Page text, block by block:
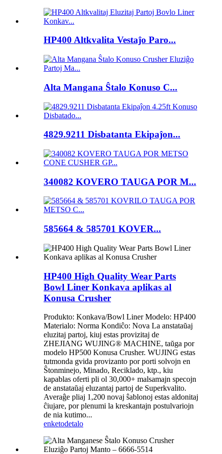
HP400 Altkvalita Vestaĵo Paro...
Alta Mangana Ŝtalo Konuso C...
4829.9211 Disbatanta Ekipaĵon...
340082 KOVERO TAUGA POR M...
585664 & 585701 KOVER...
HP400 High Quality Wear Parts
Bowl Liner Konkava aplikas al
Konusa Crusher
Produkto: Konkava/Bowl Liner Modelo: HP400
Materialo: Norma Kondiĉo: Nova La anstataŭaj
eluzitaj partoj, kiuj estas provizitaj de
ZHEJIANG WUJING® MACHINE, taŭga por
modelo HP500 Konusa Crusher. WUJING estas
tutmonda gvida provizanto por porti solvojn en
Ŝtonminejo, Minado, Reciklado, ktp., kiu
kapablas oferti pli ol 30,000+ malsamajn specojn
de anstataŭaj eluzantaj partoj de Superkvalito.
Averaĝe pliaj 1,200 novaj ŝablonoj estas aldonitaj
ĉiujare, por plenumi la kreskantajn postulvariojn
de nia kutimo...
enketodetalo